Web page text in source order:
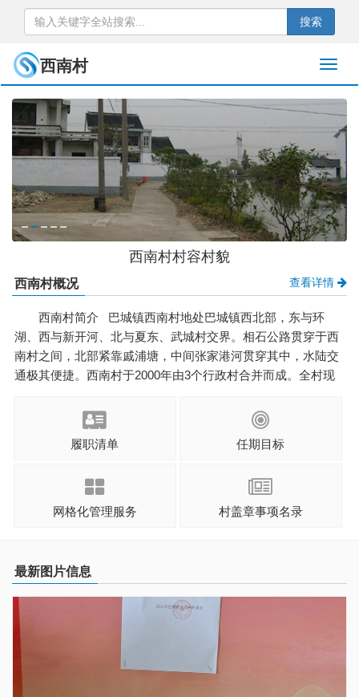
搜索
西南村
西南村村容村貌
西南村概况 查看详情
西南村简介 巴城镇西南村地处巴城镇西北部，东与环
湖、西与新开河、北与夏东、武城村交界。相石公路贯穿于西
南村之间，北部紧靠戚浦塘，中间张家港河贯穿其中，水陆交
通极其便捷。西南村于2000年由3个行政村合并而成。全村现
中党员63名，另外有劳动力765人，从事一产人员206人，从事
履职清单
任期目标
网格化管理服务 村盖章事项名录
最新图片信息